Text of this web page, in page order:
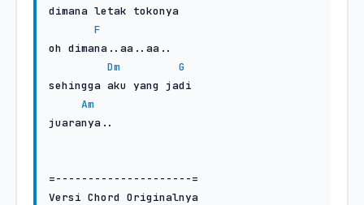
dimana letak tokonya
F
oh dimana..aa..aa..
Dm
G
sehingga aku yang jadi
Am
juaranya..
=---------------------=
Versi Chord Originalnya